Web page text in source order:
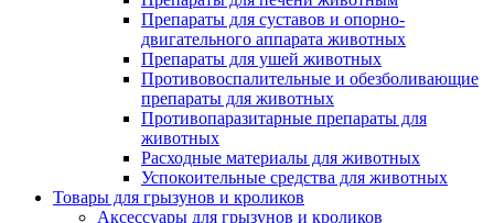
Препараты для суставов и опорно-
двигательного аппарата животных
Препараты для ушей животных
Противовоспалительные и обезболивающие
препараты для животных
Противопаразитарные препараты для
животных
Расходные материалы для животных
Успокоительные средства для животных
Товары для грызунов и кроликов
Аксессуары для грызунов и кроликов